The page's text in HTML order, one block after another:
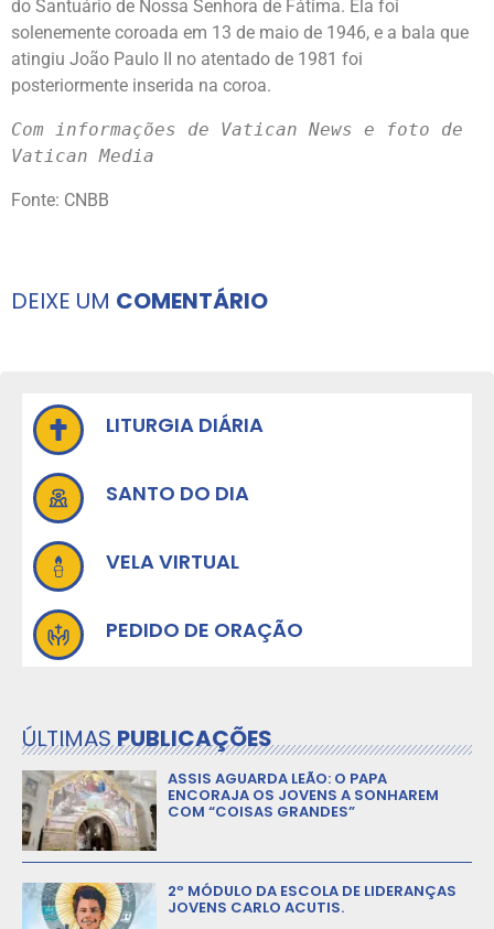
do Santuário de Nossa Senhora de Fátima. Ela foi
solenemente coroada em 13 de maio de 1946, e a bala que
atingiu João Paulo II no atentado de 1981 foi
posteriormente inserida na coroa.
Com informações de Vatican News e foto de
Vatican Media
Fonte: CNBB
DEIXE UM COMENTÁRIO
LITURGIA DIÁRIA
SANTO DO DIA
VELA VIRTUAL
PEDIDO DE ORAÇÃO
ÚLTIMASPUBLICAÇÕES
ASSIS AGUARDA LEÃO: O PAPA
ENCORAJA OS JOVENS A SONHAREM
COM “COISAS GRANDES”
2º MÓDULO DA ESCOLA DE LIDERANÇAS
JOVENS CARLO ACUTIS.